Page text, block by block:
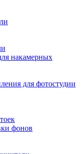
накамерных
для фотостудии
фонов